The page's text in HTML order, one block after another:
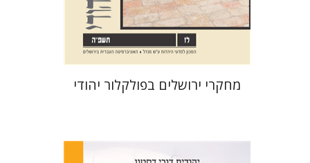
$35
$32
מחקרי ירושלים בפולקלור יהודי